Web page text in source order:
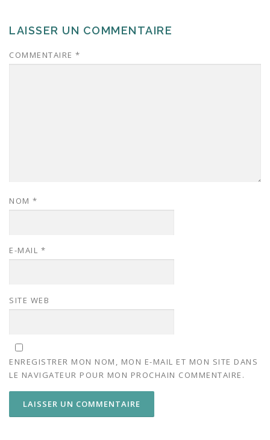
LAISSER UN COMMENTAIRE
COMMENTAIRE *
NOM *
E-MAIL *
SITE WEB
ENREGISTRER MON NOM, MON E-MAIL ET MON SITE DANS
LE NAVIGATEUR POUR MON PROCHAIN COMMENTAIRE.